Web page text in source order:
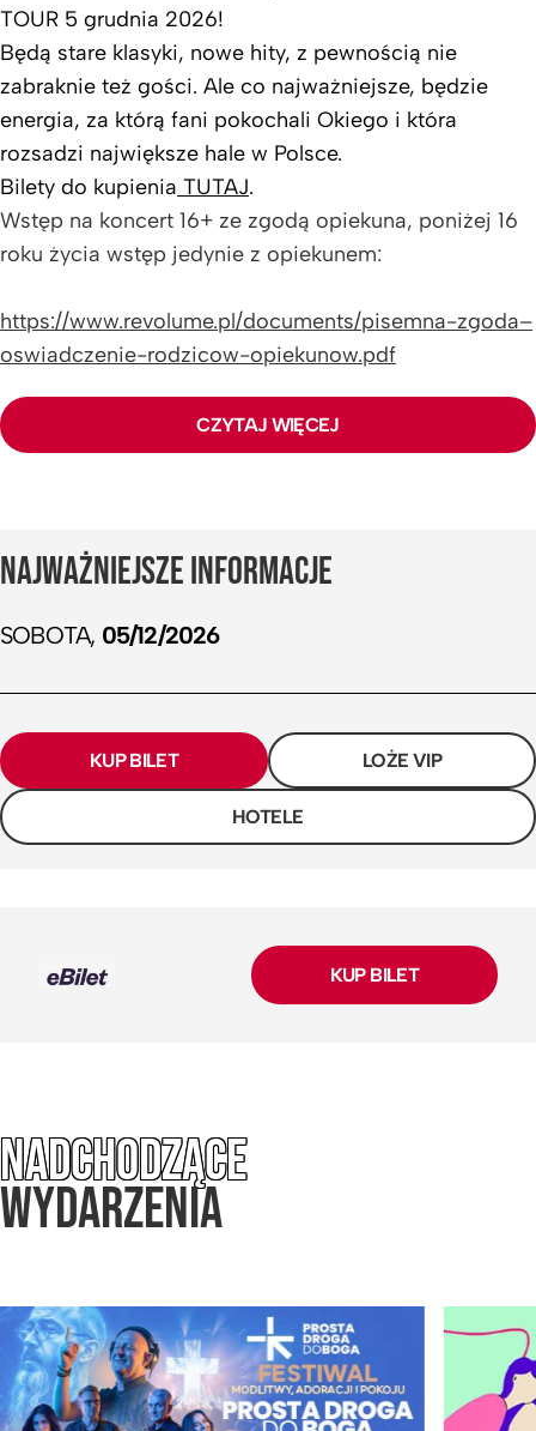
TOUR 5 grudnia 2026!
Będą stare klasyki, nowe hity, z pewnością nie
zabraknie też gości. Ale co najważniejsze, będzie
energia, za którą fani pokochali Okiego i która
rozsadzi największe hale w Polsce.
Bilety do kupienia TUTAJ.
Wstęp na koncert 16+ ze zgodą opiekuna, poniżej 16
roku życia wstęp jedynie z opiekunem:
https://www.revolume.pl/documents/pisemna-zgoda–
oswiadczenie-rodzicow-opiekunow.pdf
CZYTAJ WIĘCEJ
NAJWAŻNIEJSZE INFORMACJE
SOBOTA, 05/12/2026
KUP BILET LOŻE VIP
HOTELE
KUP BILET
NADCHODZĄCE
WYDARZENIA